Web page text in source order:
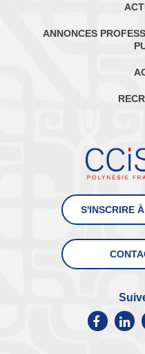
ANNONCES
S'INSCRIRE